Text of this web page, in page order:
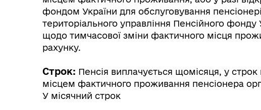
Трансляції Гендерна
фондом України для обслуговування
територіального управління Пенсійного
щодо тимчасової зміни фактичного місця
рахунку.
Строк: Пенсія виплачується щомісяця, у строк
місцем фактичного проживання пенсіонера
У місячний строк